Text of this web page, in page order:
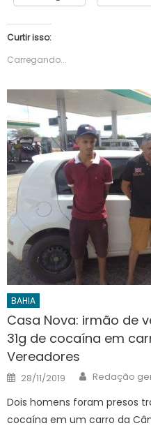
Curtir isso:
Carregando...
BAHIA
Casa Nova: irmão de
31g de cocaína em
Vereadores
Posted
on
28/11/2019 Author
Redação
Dois homens foram presos
cocaína em um carro da